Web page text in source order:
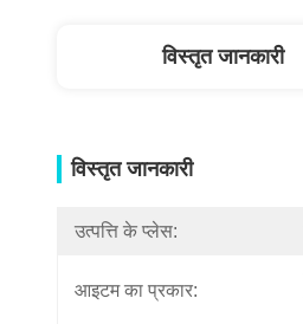
विस्तृत जानकारी
विस्तृत जानकारी
उत्पत्ति के प्लेस:
आइटम का प्रकार: